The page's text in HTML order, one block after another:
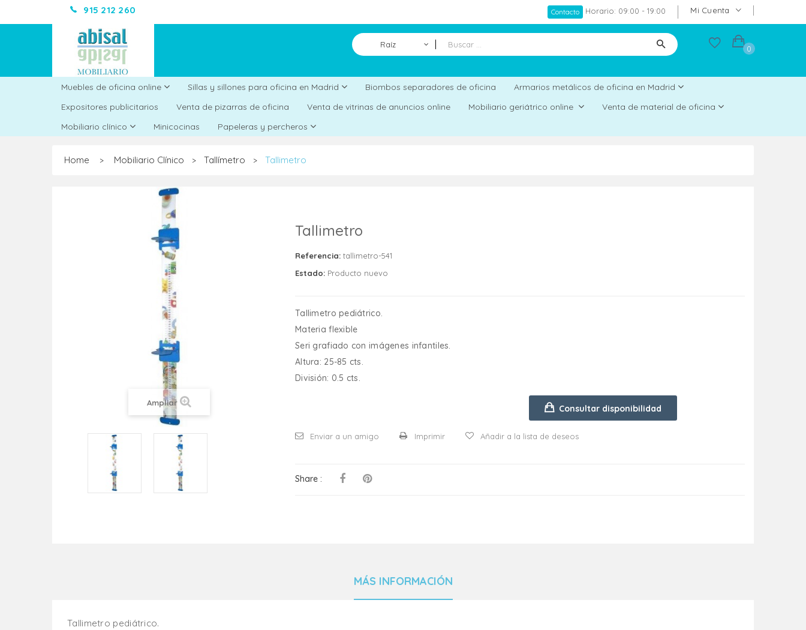
915 212 260 Mi Cuenta
Contacto Horario: 09:00 - 19:00
Raíz 0
Muebles de oficina online Sillas y sillones para oficina en Madrid Biombos separadores de oficina
Armarios metálicos de oficina en Madrid
Expositores publicitarios
Venta de pizarras de oficina Venta de vitrinas de anuncios online Mobiliario geriátrico online
Venta de material de oficina
Mobiliario clínico
Minicocinas Papeleras y percheros
Home > Mobiliario Clínico > Tallímetro > Tallimetro
Ampliar
Tallimetro
Referencia: tallimetro-541
Estado: Producto nuevo
Tallimetro pediátrico.
Materia flexible
Seri grafiado con imágenes infantiles.
Altura: 25-85 cts.
División: 0.5 cts.
Consultar disponibilidad
Enviar a un amigo Imprimir Añadir a la lista de deseos
Share :
MÁS INFORMACIÓN
Tallimetro pediátrico.